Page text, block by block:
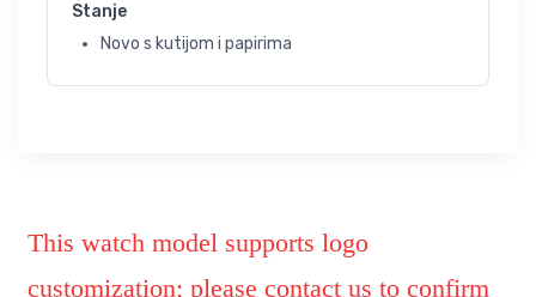
Stanje
Novo s kutijom i papirima